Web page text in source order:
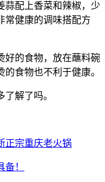
蒜配上香菜和辣椒，少
常健康的调味搭配方
好的食物，放在蘸料碗
食物也不利于健康。
解了吗。
正宗重庆老火锅
！